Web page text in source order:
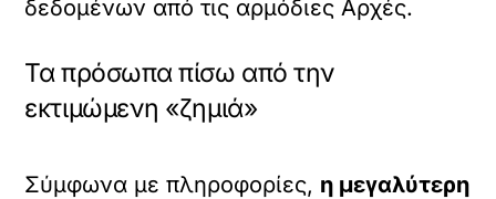
δεδομένων από τις αρμόδιες Αρχές.
Τα πρόσωπα πίσω από την
εκτιμώμενη «ζημιά»
Σύμφωνα με πληροφορίες, η μεγαλύτερη